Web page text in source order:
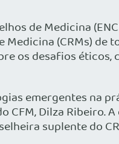
de Medicina
(CRMs) de
os desafios
emergentes na
CFM, Dilza Ribeiro.
suplente do